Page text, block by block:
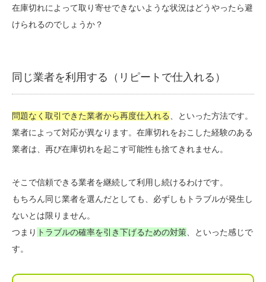
在庫切れによって取り寄せできないような状況はどうやったら避
けられるのでしょうか？
同じ業者を利用する（リピートで仕入れる）
問題なく取引できた業者から再度仕入れる
、といった方法です。
業者によって対応が異なります。在庫切れをおこした経験のある
業者は、再び在庫切れを起こす可能性も捨てきれません。
そこで信頼できる業者を継続して利用し続けるわけです。
もちろん同じ業者を選んだとしても、必ずしもトラブルが発生し
ないとは限りません。
つまり トラブルの確率を引き下げるための対策 、といった感じで
す。